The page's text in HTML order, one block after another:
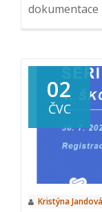
dokumentace
02
ČVC
Kristýna Jandová